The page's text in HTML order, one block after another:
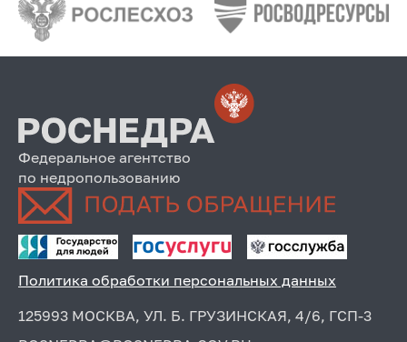
Федеральное агентство
по недропользованию
Политика обработки персональных данных
125993 МОСКВА, УЛ. Б. ГРУЗИНСКАЯ, 4/6, ГСП-3